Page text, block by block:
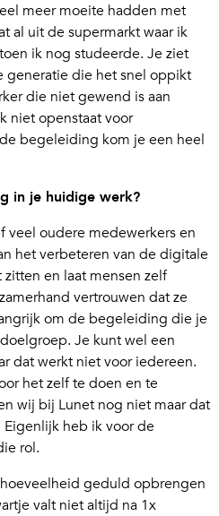
meer moeite hadden met
al uit de supermarkt waar ik
ik nog studeerde. Je ziet
generatie die het snel oppikt
die niet gewend is aan
niet openstaat voor
begeleiding kom je een heel
in je huidige werk?
veel oudere medewerkers en
het verbeteren van de digitale
en laat mensen zelf
vertrouwen dat ze
om de begeleiding die je
Je kunt wel een
dat werkt niet voor iedereen.
het zelf te doen en te
wij bij Lunet nog niet maar dat
heb ik voor de
rol.
geduld opbrengen
valt niet altijd na 1x